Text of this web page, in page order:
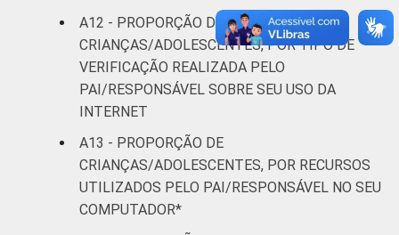
A12 - PROPORÇÃO DE
CRIANÇAS/ADOLESCENTES, POR TIPO DE
VERIFICAÇÃO REALIZADA PELO
PAI/RESPONSÁVEL SOBRE SEU USO DA
INTERNET
A13 - PROPORÇÃO DE
CRIANÇAS/ADOLESCENTES, POR RECURSOS
UTILIZADOS PELO PAI/RESPONSÁVEL NO SEU
COMPUTADOR*